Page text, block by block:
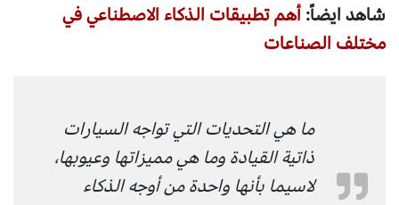
شاهد ايضاً:أهم تطبيقات الذكاء الاصطناعي في
مختلف الصناعات
ما هي التحديات التي تواجه السيارات
ذاتية القيادة وما هي مميزاتها وعيوبها،
لاسيما بأنها واحدة من أوجه الذكاء